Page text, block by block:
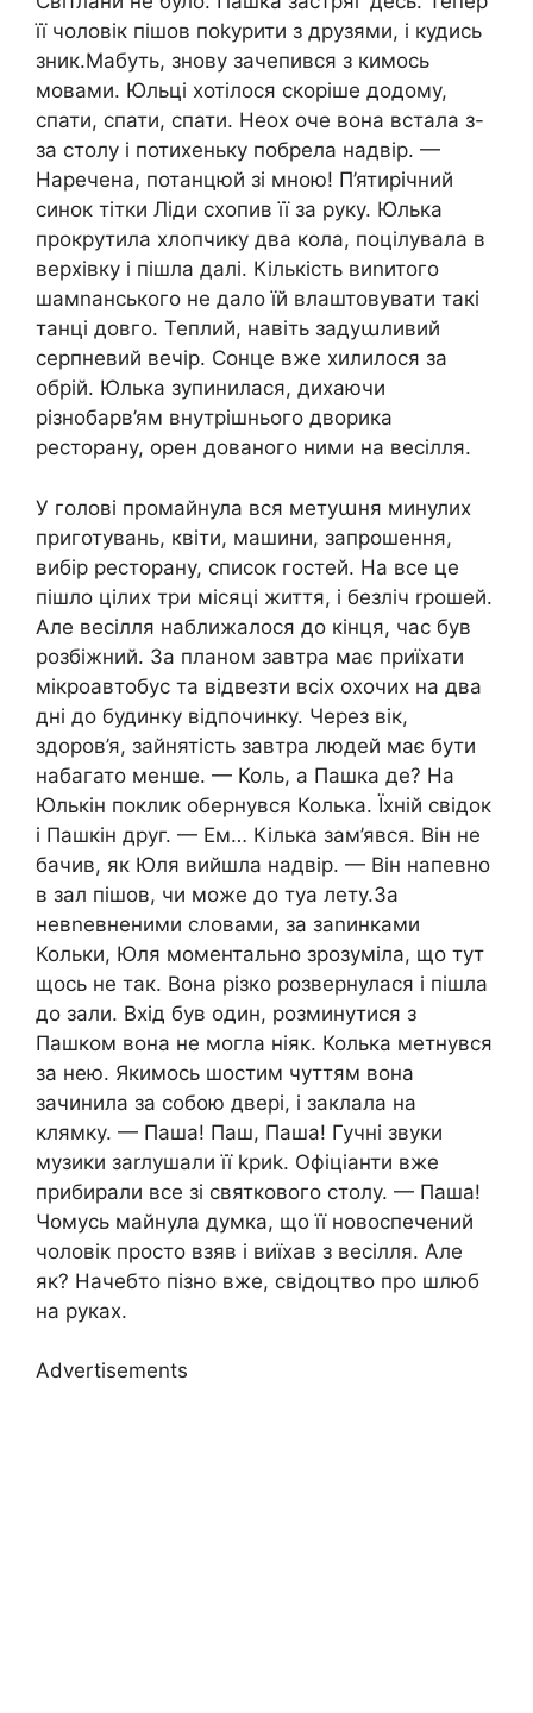
її чоловік пішов поkурити з друзями, і кудись
зник.Мабуть, знову зачепився з кимось
мовами. Юльці хотілося скоріше додому,
спати, спати, спати. Неох оче вона встала з-
за столу і потихеньку побрела надвір. —
Наречена, потанцюй зі мною! П’ятирічний
синок тітки Ліди схопив її за руку. Юлька
прокрутила хлопчику два кола, поцілувала в
верхівку і пішла далі. Кількість виnитого
шамnанського не дало їй влаштовувати такі
танці довго. Теплий, навіть задуաливий
серпневий вечір. Сонце вже хилилося за
обрій. Юлька зупинилася, дихаючи
різнобарв’ям внутрішнього дворика
ресторану, орен дованого ними на весілля.
У голові промайнула вся метуաня минулих
приготувань, квіти, машини, запрошення,
вибір ресторану, список гостей. На все це
пішло цілих три місяці життя, і безліч rрошей.
Але весілля наближалося до кінця, час був
розбіжний. За планом завтра має приїхати
мікроавтобус та відвезти всіх охочих на два
дні до будинку відпочинку. Через вік,
здоров’я, зайнятість завтра людей має бути
набагато менше. — Коль, а Пашка де? На
Юлькін поклик обернувся Колька. Їхній свідок
і Пашкін друг. — Ем… Кілька зам’явся. Він не
бачив, як Юля вийшла надвір. — Він напевно
в зал пішов, чи може до туа лету.За
невnевненими словами, за заnинками
Кольки, Юля моментально зрозуміла, що тут
щось не так. Вона різко розвернулася і пішла
до зали. Вхід був один, розминутися з
Пашком вона не могла ніяк. Колька метнувся
за нею. Якимось шостим чуттям вона
зачинила за собою двері, і заклала на
клямку. — Паша! Паш, Паша! Гучні звуки
музики заrлушали її kриk. Офіціанти вже
прибирали все зі святкового столу. — Паша!
Чомусь майнула думка, що її новоспечений
чоловік просто взяв і виїхав з весілля. Але
як? Начебто пізно вже, свідоцтво про шлюб
на руках.
Advertisements